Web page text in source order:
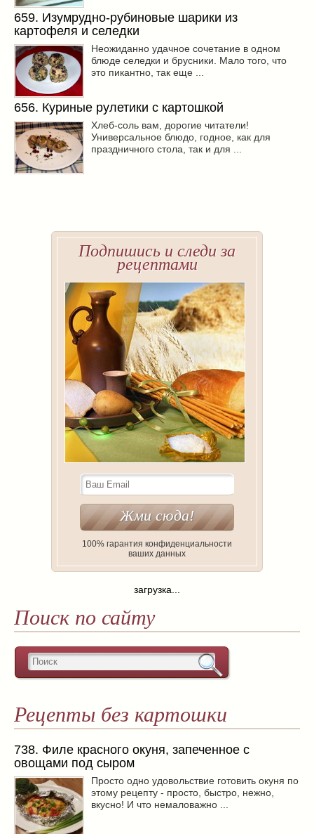
659. Изумрудно-рубиновые шарики из
картофеля и селедки
Неожиданно удачное сочетание в одном
блюде селедки и брусники. Мало того, что
это пикантно, так еще ...
656. Куриные рулетики с картошкой
Хлеб-соль вам, дорогие читатели!
Универсальное блюдо, годное, как для
праздничного стола, так и для ...
Подпишись и следи за
рецептами
100% гарантия конфиденциальности
ваших данных
загрузка...
Поиск по сайту
Рецепты без картошки
738. Филе красного окуня, запеченное с
овощами под сыром
Просто одно удовольствие готовить окуня по
этому рецепту - просто, быстро, нежно,
вкусно! И что немаловажно ...